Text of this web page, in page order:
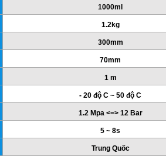
1000ml
1.2kg
300mm
70mm
1 m
- 20 độ C ~ 50 độ C
1.2 Mpa <=> 12 Bar
5 ~ 8s
Trung Quốc